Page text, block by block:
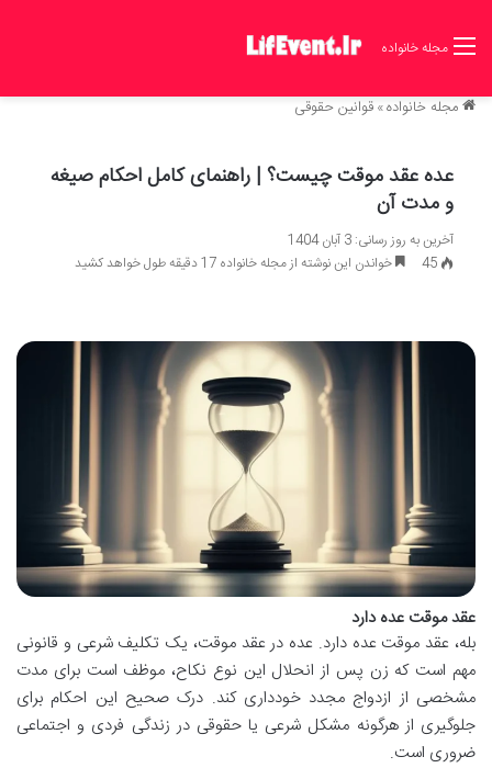
مجله خانواده
مجله خانواده»قوانین حقوقی
عده عقد موقت چیست؟ | راهنمای کامل احکام صیغه
و مدت آن
آخرین به روز رسانی: 3 آبان 1404
45
خواندن این نوشته از مجله خانواده 17 دقیقه طول خواهد کشید
عقد موقت عده دارد
بله، عقد موقت عده دارد. عده در عقد موقت، یک تکلیف شرعی و قانونی
مهم است که زن پس از انحلال این نوع نکاح، موظف است برای مدت
مشخصی از ازدواج مجدد خودداری کند. درک صحیح این احکام برای
جلوگیری از هرگونه مشکل شرعی یا حقوقی در زندگی فردی و اجتماعی
ضروری است.